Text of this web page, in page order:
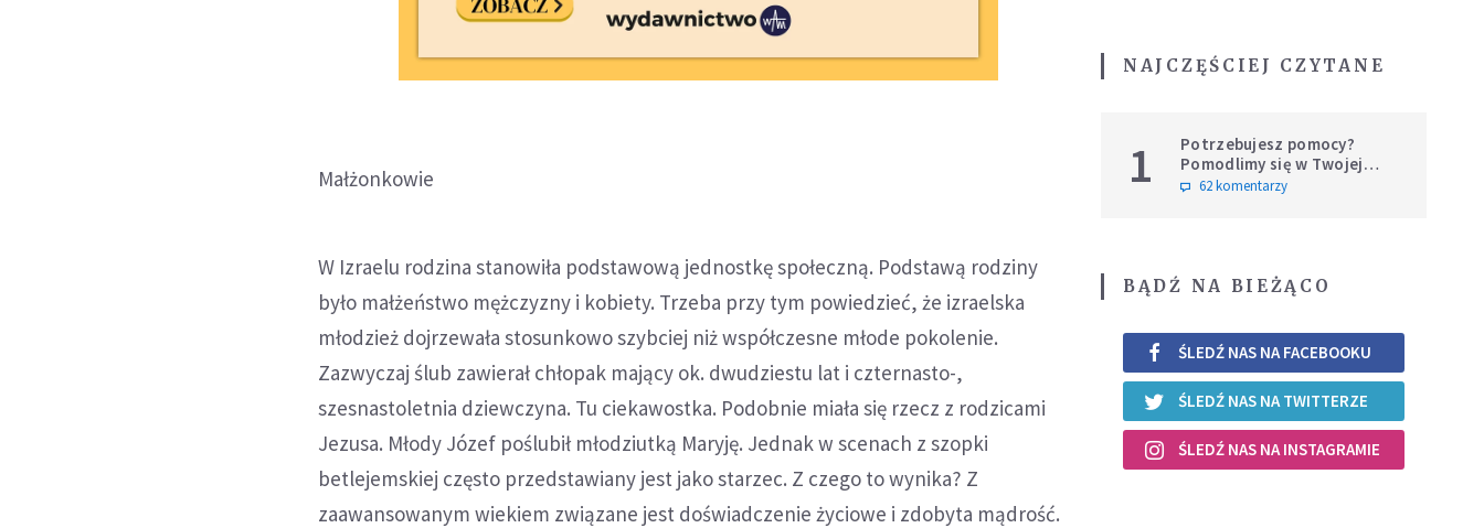
Małżonkowie
W Izraelu rodzina stanowiła podstawową jednostkę społeczną. Podstawą rodziny
było małżeństwo mężczyzny i kobiety. Trzeba przy tym powiedzieć, że izraelska
młodzież dojrzewała stosunkowo szybciej niż współczesne młode pokolenie.
Zazwyczaj ślub zawierał chłopak mający ok. dwudziestu lat i czternasto-,
szesnastoletnia dziewczyna. Tu ciekawostka. Podobnie miała się rzecz z rodzicami
Jezusa. Młody Józef poślubił młodziutką Maryję. Jednak w scenach z szopki
betlejemskiej często przedstawiany jest jako starzec. Z czego to wynika? Z
zaawansowanym wiekiem związane jest doświadczenie życiowe i zdobyta mądrość.
NAJCZĘŚCIEJ CZYTANE
1
Potrzebujesz pomocy?
Pomodlimy się w Twojej
intencji
62 komentarzy
BĄDŹ NA BIEŻĄCO
ŚLEDŹ NAS NA FACEBOOKU
ŚLEDŹ NAS NA TWITTERZE
ŚLEDŹ NAS NA INSTAGRAMIE